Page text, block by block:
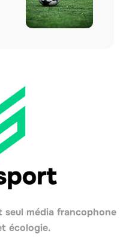
média francophone
écologie.